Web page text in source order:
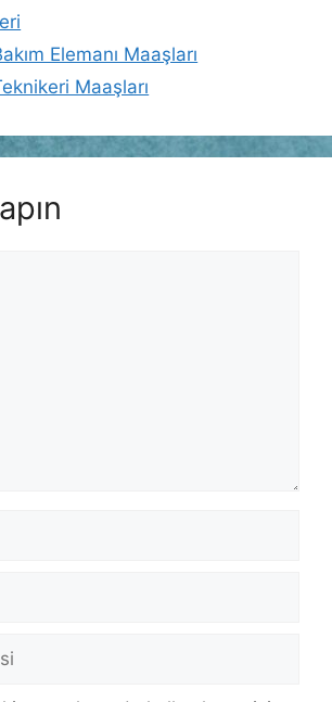
Elemanı Maaşları
Maaşları